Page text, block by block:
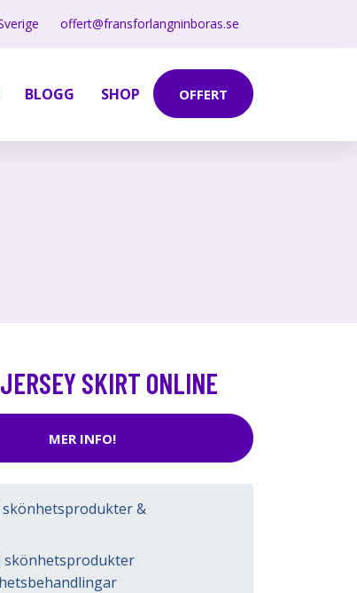
offert@fransforlangninboras.se
BLOGG SHOP OFFERT
SKIRT ONLINE
MER INFO!
skönhetsprodukter &
skönhetsprodukter